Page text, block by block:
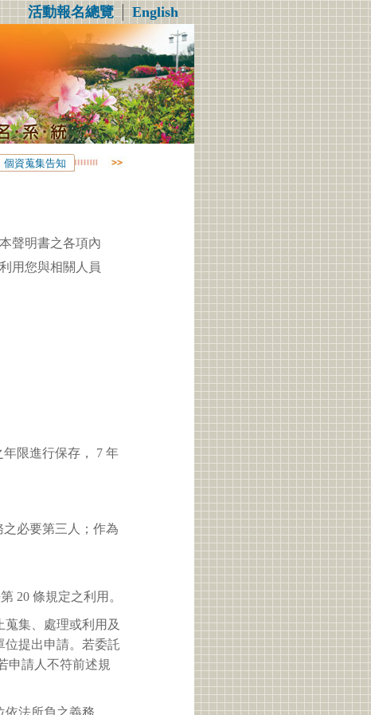
活動報名總覽│English
個資蒐集告知
聲明書之各項內
用您與相關人員
限進行保存， 7 年
必要第三人；作為
20 條規定之利用。
集、處理或利用及
位提出申請。若委託
申請人不符前述規
法所負之義務。